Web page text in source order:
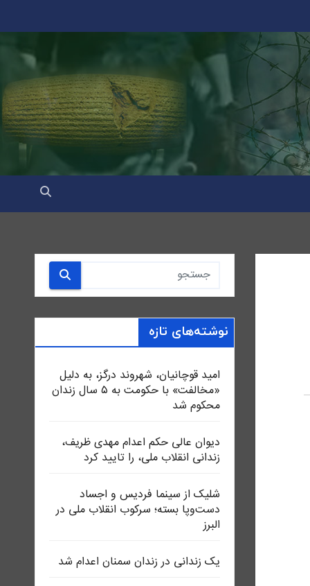
نوشته‌های تازه
امید قوچانیان، شهروند درگز، به دلیل
«مخالفت» با حکومت به ۵ سال زندان
محکوم شد
دیوان عالی حکم اعدام مهدی ظریف،
زندانی انقلاب ملی، را تایید کرد
شلیک از سینما فردیس و اجساد
دست‌وپا بسته؛ سرکوب انقلاب ملی در
البرز
یک زندانی در زندان سمنان اعدام شد